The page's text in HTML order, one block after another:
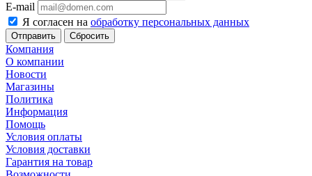
E-mail
Я согласен на обработку персональных данных
Сбросить
Компания
О компании
Новости
Магазины
Политика
Информация
Помощь
Условия оплаты
Условия доставки
Гарантия на товар